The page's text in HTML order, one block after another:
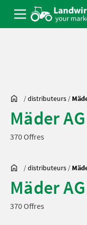
/distributeurs /
Mäder
370 Offres
/distributeurs /
Mäder
370 Offres